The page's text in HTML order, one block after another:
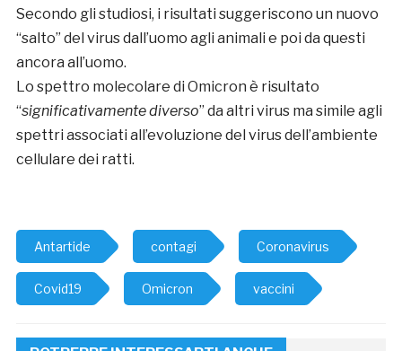
Secondo gli studiosi, i risultati suggeriscono un nuovo
“salto” del virus dall’uomo agli animali e poi da questi
ancora all’uomo.
Lo spettro molecolare di Omicron è risultato
“significativamente diverso” da altri virus ma simile agli
spettri associati all’evoluzione del virus dell’ambiente
cellulare dei ratti.
Antartide contagi Coronavirus
Covid19 Omicron vaccini